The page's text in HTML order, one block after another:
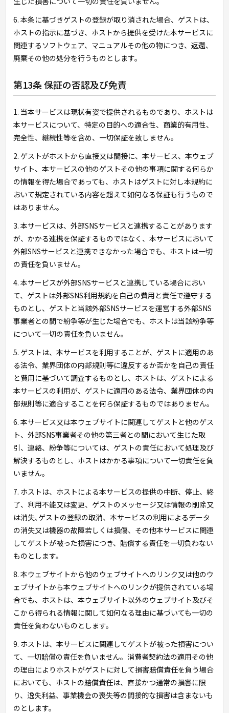
6. 本条に基づきゲストの登録が取り消された場合、ゲストは、
ホストの指示に基づき、ホストから提供を受けた本サービスに
関連するソフトウェア、マニュアルその他の物につき、返還、
廃棄その他の処分を行うものとします。
第13条 保証の否認及び免責
1. 当本サービスは現状有姿で提供されるものであり、ホストは
本サービスについて、特定の目的への適合性、商業的有用性、
完全性、継続性等を含め、一切保証を致しません。
2. ゲストがホストから直接又は間接に、本サービス、本ウェブ
サイト、本サービスの他のゲストその他の事項に関する何らか
の情報を得た場合であっても、ホストはゲストに対し本規約に
おいて規定されている内容を超えて如何なる保証も行うもので
はありません。
3. 本サービスは、外部SNSサービスと連携することがあります
が、かかる連携を保証するものではなく、本サービスにおいて
外部SNSサービスと連携できなかった場合でも、ホストは一切
の責任を負いません。
4. 本サービスが外部SNSサービスと連携している場合におい
て、ゲストは外部SNS利用規約を自己の費用と責任で遵守する
ものとし、ゲストと当該外部SNSサービスを運営する外部SNS
事業者との間で紛争等が生じた場合でも、ホストは当該紛争等
について一切の責任を負いません。
5. ゲストは、本サービスを利用することが、ゲストに適用のあ
る法令、業界団体の内部規則等に違反するか否かを自己の責任
と費用に基づいて調査するものとし、ホストは、ゲストによる
本サービスの利用が、ゲストに適用のある法令、業界団体の内
部規則等に適合することを何ら保証するものではありません。
6. 本サービス又は本ウェブサイトに関連してゲストと他のゲス
ト、外部SNS事業者その他の第三者との間において生じた取
引、連絡、紛争等については、ゲストの責任において処理及び
解決するものとし、ホストはかかる事項について一切責任を負
いません。
7. ホストは、ホストによる本サービスの提供の中断、停止、終
了、利用不能又は変更、ゲストのメッセージ又は情報の削除又
は消失､ゲストの登録の取消、本サービスの利用によるデータ
の消失又は機器の故障若しくは損傷、その他本サービスに関連
してゲストが被った損害につき、賠償する責任を一切負わない
ものとします。
8. 本ウェブサイトから他のウェブサイトへのリンク又は他のウ
ェブサイトから本ウェブサイトへのリンクが提供されている場
合でも、ホストは、本ウェブサイト以外のウェブサイト及びそ
こから得られる情報に関して如何なる理由に基づいても一切の
責任を負わないものとします。
9. ホストは、本サービスに関連してゲストが被った損害につい
て、一切賠償の責任を負いません。消費者契約法の適用その他
の理由によりホストがゲストに対して損害賠償責任を負う場合
においても、ホストの賠償責任は、直接かつ通常の損害に限
り、逸失利益、事業機会の喪失等の間接的な損害は含まないも
のとします。